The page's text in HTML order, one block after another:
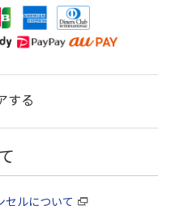
する
セルについて